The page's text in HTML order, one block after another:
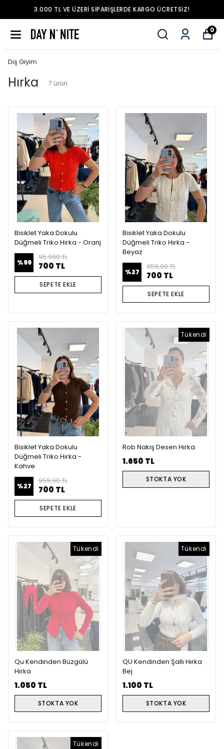
3.000 TL VE ÜZERI SIPARIŞLERDE KARGO ÜCRETSIZ!
0
Dış Giyim
Hırka 7 ürün
Bisiklet Yaka Dokulu
Düğmeli Triko Hırka - Oranj
%99
95.990 TL
700 TL
SEPETE EKLE
Bisiklet Yaka Dokulu
Düğmeli Triko Hırka -
Beyaz
%27
959,90 TL
700 TL
SEPETE EKLE
Bisiklet Yaka Dokulu
Düğmeli Triko Hırka -
Kahve
%27
959,90 TL
700 TL
SEPETE EKLE
Tükendi
Rob Nakış Desen Hırka
1.650 TL
STOKTA YOK
Tükendi
Qu Kendinden Büzgülü
Hırka
1.050 TL
STOKTA YOK
Tükendi
QU Kendinden Şallı Hırka
Bej
1.100 TL
STOKTA YOK
Tükendi